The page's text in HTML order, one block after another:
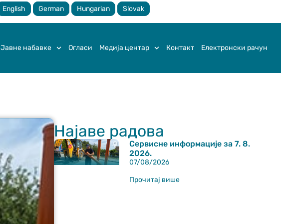
English German Hungarian Slovak
Јавне набавке Огласи Медија центар Контакт Електронски рачун
Најаве радова
Сервисне информације за 7. 8.
2026.
07/08/2026
Прочитај више